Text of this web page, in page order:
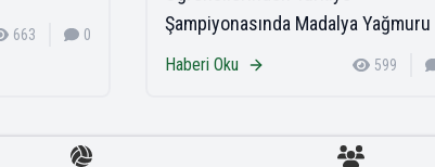
663 0
Şampiyonasında Madalya Yağmuru
Haberi Oku 599